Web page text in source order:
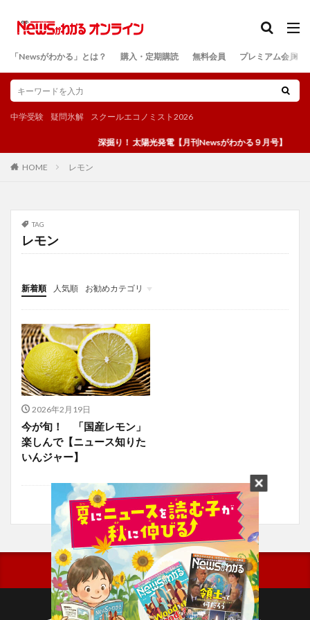
「Newsがわかる」とは？ 購入・定期購読 無料会員 プレミアム会員
中学受験 疑問氷解 スクールエコノミスト2026
深掘り！ 太陽光発電【月刊Newsがわかる９月号】
HOME レモン
TAG
レモン
新着順 人気順
お勧めカテゴリ
投稿
学び
マンガ
電子書籍
2026年2月19日
今が旬！ 「国産レモン」
楽しんで【ニュース知りた
いんジャー】
検索